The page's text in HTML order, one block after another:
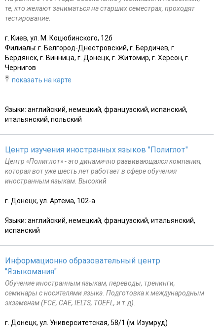
те, кто желают заниматься на старших семестрах, проходят
тестирование.
г. Киев, ул. М. Коцюбинского, 12б
Филиалы: г. Белгород-Днестровский, г. Бердичев, г.
Бердянск, г. Винница, г. Донецк, г. Житомир, г. Херсон, г.
Чернигов
показать на карте
Языки: английский, немецкий, французский, испанский,
итальянский, польский
Центр изучения иностранных языков "Полиглот"
Центр «Полиглот» - это динамично развивающаяся компания,
которая вот уже шесть лет работает в сфере обучения
иностранным языкам. Высокий
г. Донецк, ул. Артема, 102-а
Языки: английский, немецкий, французский, итальянский,
испанский
Информационно образовательный центр
"Языкомания"
Обучение иностранным языкам, переводы, тренинги,
семинары с носителями языка. Подготовка к международным
экзаменам (FCE, CAE, IELTS, TOEFL, и т.д).
г. Донецк, ул. Университетская, 58/1 (м. Изумруд)